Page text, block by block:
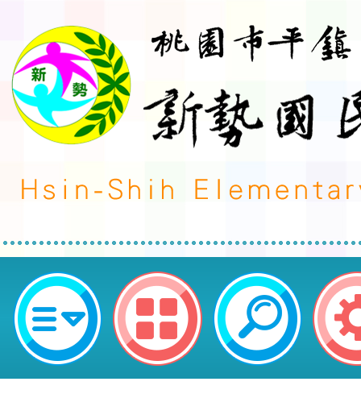
有關本市115年度校園性別事件調
班暨行為人防治教育專業人員培訓
周知並鼓勵所屬人員參訓，請查照
新勢國民小學